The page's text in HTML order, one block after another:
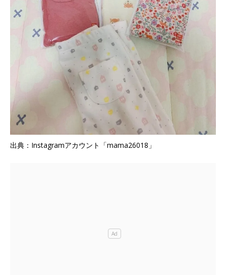
出典：Instagramアカウント「mama26018」